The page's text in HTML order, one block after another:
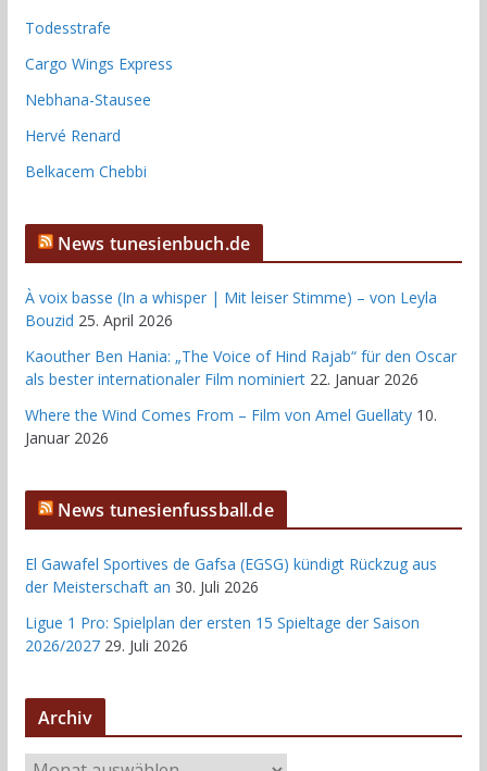
Todesstrafe
Cargo Wings Express
Nebhana-Stausee
Hervé Renard
Belkacem Chebbi
News tunesienbuch.de
À voix basse (In a whisper | Mit leiser Stimme) – von Leyla
Bouzid 25. April 2026
Kaouther Ben Hania: „The Voice of Hind Rajab“ für den Oscar
als bester internationaler Film nominiert 22. Januar 2026
Where the Wind Comes From – Film von Amel Guellaty 10.
Januar 2026
News tunesienfussball.de
El Gawafel Sportives de Gafsa (EGSG) kündigt Rückzug aus
der Meisterschaft an 30. Juli 2026
Ligue 1 Pro: Spielplan der ersten 15 Spieltage der Saison
2026/2027 29. Juli 2026
Archiv